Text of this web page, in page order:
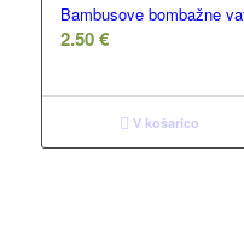
Bambusove bombažne
2.50€
V košarico